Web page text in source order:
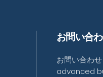
お問い合
お問い合わせ
advanced